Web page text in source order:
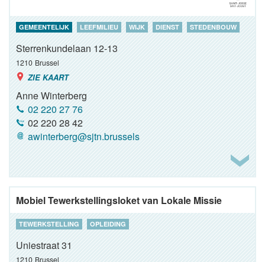
GEMEENTELIJK LEEFMILIEU WIJK DIENST STEDENBOUW
Sterrenkundelaan 12-13
1210 Brussel
ZIE KAART
Anne Winterberg
02 220 27 76
02 220 28 42
awinterberg@sjtn.brussels
Mobiel Tewerkstellingsloket van Lokale Missie
TEWERKSTELLING OPLEIDING
Uniestraat 31
1210 Brussel